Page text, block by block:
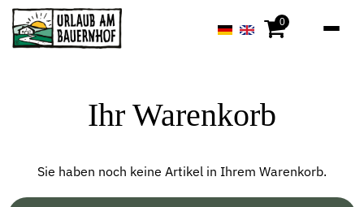
0
Ihr Warenkorb
Sie haben noch keine Artikel in Ihrem Warenkorb.